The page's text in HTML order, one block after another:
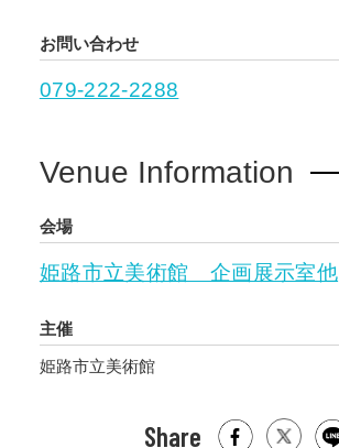
お問い合わせ
079-222-2288
Venue Information
会場
姫路市立美術館 企画展示室他
主催
姫路市立美術館
Share